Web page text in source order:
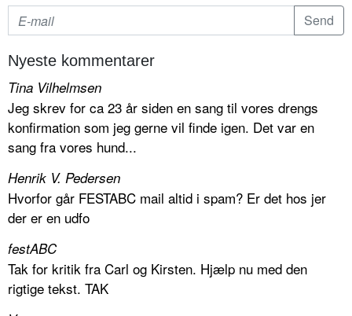
Nyeste kommentarer
Tina Vilhelmsen
Jeg skrev for ca 23 år siden en sang til vores drengs
konfirmation som jeg gerne vil finde igen. Det var en
sang fra vores hund...
Henrik V. Pedersen
Hvorfor går FESTABC mail altid i spam? Er det hos jer
der er en udfo
festABC
Tak for kritik fra Carl og Kirsten. Hjælp nu med den
rigtige tekst. TAK